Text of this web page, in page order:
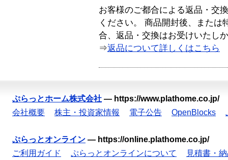
お客様のご都合による返品・交
ください。 商品開封後、または
合、返品・交換はお受けいたし
⇒返品について詳しくはこちら
ぷらっとホーム株式会社 — https://www.plathome.co.jp/
会社概要
株主・投資家情報 電子公告 OpenBlocks
ぷらっとオンライン — https://online.plathome.co.jp/
ご利用ガイド
ぷらっとオンラインについて 見積書・